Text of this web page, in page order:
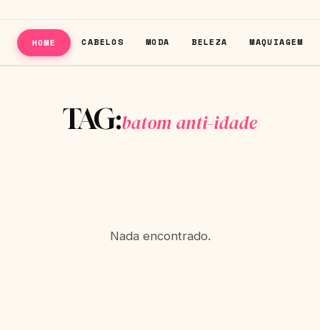
HOME CABELOS MODA BELEZA MAQUIAGEM
TAG:batom anti-idade
Nada encontrado.